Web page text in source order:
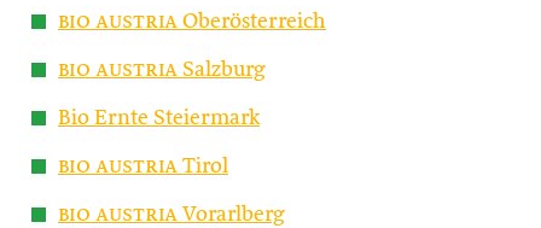
bio austria Oberösterreich
bio austria Salzburg
Bio Ernte Steiermark
bio austria Tirol
bio austria Vorarlberg